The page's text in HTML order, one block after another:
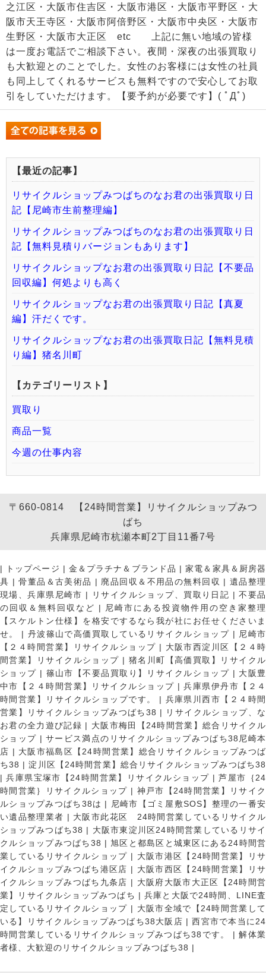
之江区・大阪市住吉区・大阪市港区・大阪市平野区・大
阪市天王寺区・大阪市阿倍野区・大阪市中央区・大阪市
生野区・大阪市大正区 etc 上記に無い地域の皆様
は一度お電話でご相談下さい。夜間・深夜の出張買取り
も大歓迎とのことでした。女性のお客様には女性の社員
も同上してくれるサービスも無料ですので安心してお取
引をしていただけます。【要予約が必要です】( ﾟДﾟ)
【最近の記事】
リサイクルショップみつばちのなお君の出張買取り日
記【尼崎市生前整理編】
リサイクルショップみつばちのなお君の出張買取り日
記【無料見積りバージョンもあります】
リサイクルショップなお君の出張買取り日記【不要品
回収編】何処よりも高く
リサイクルショップなお君の出張買取り日記【真夏
編】汗だくです。
リサイクルショップなお君の出張買取日記【無料見積
り編】猪名川町
【カテゴリーリスト】
買取り
商品一覧
今週の仕事内容
〒660-0814 【24時間営業】リサイクルショップみつ
ばち
兵庫県尼崎市杭瀬本町2丁目11番7号
| トップページ | 金＆プラチナ＆ブランド品 |家電＆家具＆厨房器
具 |骨董品＆古美術品 | 廃品回収＆不用品の無料回収 | 遺品整理
現場、兵庫県尼崎市 | リサイクルショップ、買取り日記 |不要品
の回収＆無料回収など |
尼崎市にある投資物件用の空き家整理
【スケルトン仕様】を格安でするなら我が社にお任せくださいま
せ。
| 丹波篠山で高価買取しているリサイクルショップ | 尼崎市
【２４時間営業】リサイクルショップ | 大阪市西淀川区【２４時
間営業】リサイクルショップ | 猪名川町【高価買取】リサイクル
ショップ | 篠山市【不要品買取り】リサイクルショップ | 大阪豊
中市【２４時間営業】リサイクルショップ |兵庫県伊丹市【２４
時間営業】リサイクルショップです。
| 兵庫県川西市【２４時間
営業】リサイクルショップみつばち38 |
リサイクルショップ、な
お君の全力遊び記録 | 大阪市梅田【24時間営業】総合リサイクル
ショップ |サービス満点のリサイクルショップみつばち38尼崎本
店 | 大阪市福島区【24時間営業】総合リサイクルショップみつば
ち38 |淀川区【24時間営業】総合リサイクルショップみつばち38
|兵庫県宝塚市【24時間営業】リサイクルショップ |芦屋市｛24
時間営業｝リサイクルショップ | 神戸市【24時間営業】リサイク
ルショップみつばち38は |
尼崎市【ゴミ屋敷SOS】整理の一番安
い遺品整理業者 | 大阪市此花区 24時間営業しているリサイクル
ショップみつばち38 | 大阪市東淀川区24時間営業しているリサイ
クルショップみつばち38 | 旭区と都島区と城東区にある24時間営
業しているリサイクルショップ | 大阪市港区【24時間営業】リサ
イクルショップみつばち港区店 | 大阪市西区【24時間営業】リサ
イクルショップみつばち九条店 | 大阪府大阪市大正区【24時間営
業】リサイクルショップみつばち |兵庫と大阪で24時間、LINE査
定しているリサイクルショップ | 大阪市全域で【24時間営業して
いる】リサイクルショップみつばち38大阪店 |西宮市で本当に24
時間営業しているリサイクルショップみつばち38です。
|解体業
者様、大歓迎のリサイクルショップみつばち38 |